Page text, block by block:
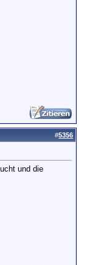
#5356
und die